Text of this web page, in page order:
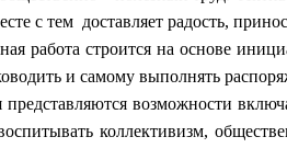
с тем доставляет радость,
строится на основе
и самому выполнять
возможности
коллективизм,